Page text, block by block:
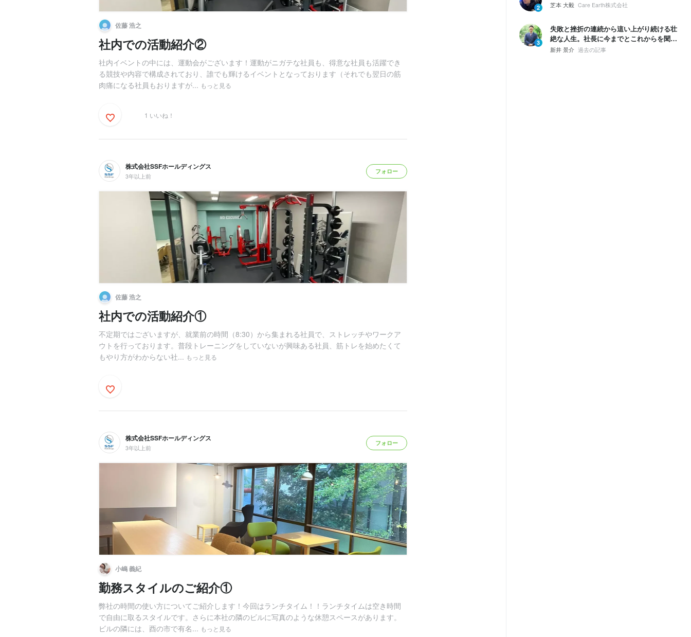
佐藤 浩之
社内での活動紹介②
社内イベントの中には、運動会がございます！運動がニガテな社員も、得意な社員も活躍でき
る競技や内容で構成されており、誰でも輝けるイベントとなっております（それでも翌日の筋
肉痛になる社員もおりますが... もっと見る
1 いいね！
株式会社SSFホールディングス
3年以上前
フォロー
佐藤 浩之
社内での活動紹介①
不定期ではございますが、就業前の時間（8:30）から集まれる社員で、ストレッチやワークア
ウトを行っております。普段トレーニングをしていないが興味ある社員、筋トレを始めたくて
もやり方がわからない社... もっと見る
株式会社SSFホールディングス
3年以上前
フォロー
小嶋 義紀
勤務スタイルのご紹介①
弊社の時間の使い方についてご紹介します！今回はランチタイム！！ランチタイムは空き時間
で自由に取るスタイルです。さらに本社の隣のビルに写真のような休憩スペースがあります。
ビルの隣には、酉の市で有名... もっと見る
2 芝本 大毅 Care Earth株式会社
3
失敗と挫折の連続から這い上がり続ける壮
絶な人生。社長に今までとこれからを聞い
てみた。
新井 景介 過去の記事